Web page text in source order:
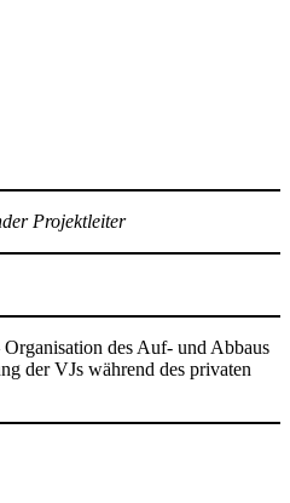
Projektleiter
des Auf- und Abbaus
der VJs während des privaten